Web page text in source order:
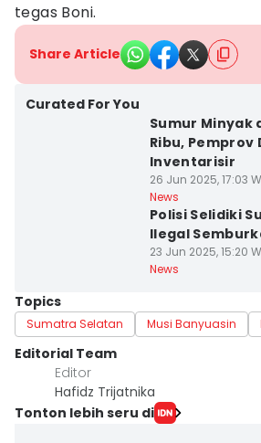
tegas Boni.
Share Article
Curated For You
Sumur Minyak
Ribu, Pemprov
Inventarisir
26 Jun 2025, 17:03
News
Polisi Selidiki
Ilegal
23 Jun 2025, 15:20
News
Topics
Sumatra Selatan Musi Banyuasin
Editorial Team
Editor
Hafidz Trijatnika
Tonton lebih seru di